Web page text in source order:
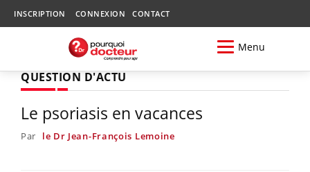
INSCRIPTION CONNEXION CONTACT
Menu
QUESTION D'ACTU
Le psoriasis en vacances
Par le Dr Jean-François Lemoine